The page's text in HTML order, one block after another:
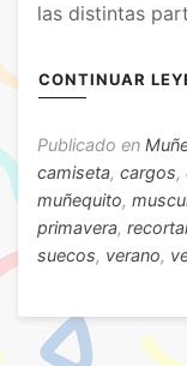
las distintas
CONTINUAR
Publicado en
camiseta, cargos,
muñequito,
primavera,
suecos, verano,